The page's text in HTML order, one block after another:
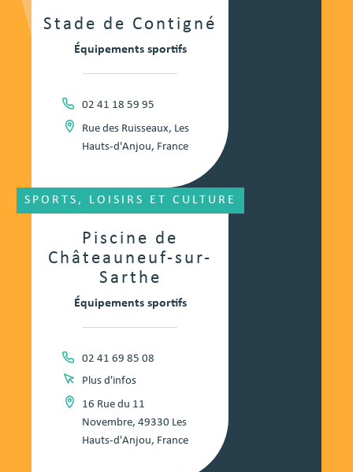
Stade de Contigné
Équipements sportifs
02 41 18 59 95
Rue des Ruisseaux, Les
Hauts-d'Anjou, France
Piscine de
Châteauneuf-sur-
Sarthe
SPORTS, LOISIRS ET CULTURE
Équipements sportifs
02 41 69 85 08
Plus d'infos
16 Rue du 11
Novembre, 49330 Les
Hauts-d'Anjou, France